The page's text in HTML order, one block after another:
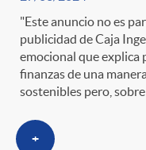
"Este anuncio no es
publicidad de Caja
emocional que explica
finanzas de una
sostenibles pero,
+